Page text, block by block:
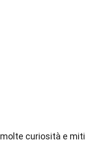
curiosità e miti